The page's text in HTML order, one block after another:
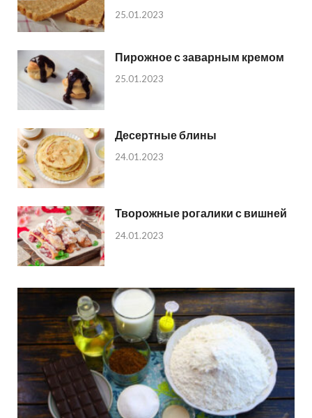
25.01.2023
Пирожное с заварным кремом
25.01.2023
Десертные блины
24.01.2023
Творожные рогалики с вишней
24.01.2023